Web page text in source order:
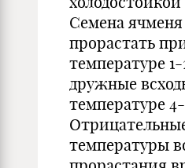
Семена
прорастать
температуре
дружные
температуре
температуры